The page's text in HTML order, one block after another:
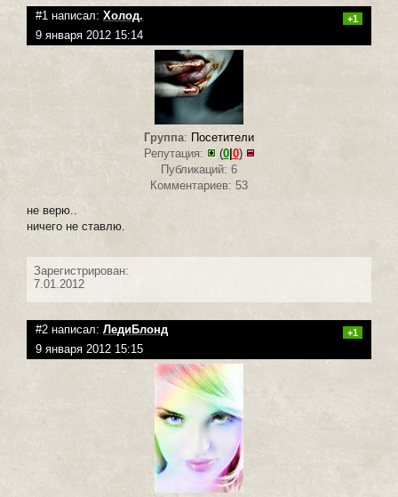
#1 написал: Холод. +1
9 января 2012 15:14
Группа: Посетители
Репутация:
(0| 0)
Публикаций: 6
Комментариев: 53
не верю..
ничего не ставлю.
Зарегистрирован:
7.01.2012
#2 написал: ЛедиБлонд +1
9 января 2012 15:15